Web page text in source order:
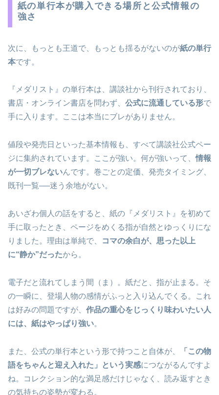
紙の単行本が購入できる場所と公式情報の
強さ
次に、もっとも王道で、もっとも揺るがないのが紙の単行
本です。
『メダリスト』の単行本は、講談社から刊行されており、
書店・オンライン書店を問わず、 公式に流通している形で
手に入ります。ここは本当にブレがありません。
値段や発売日といった基本情報も、すべて講談社公式ペー
ジに集約されています。ここが強い。何が強いって、情報
が一切ブレないんです。巻ごとの定価、発売タイミング、
既刊一覧──迷う余地がない。
あいざわ個人の話をすると、紙の『メダリスト』を初めて
手に取ったとき、ページをめくる指が自然とゆっくりにな
りました。理由は単純で、
コマの余白が、思った以上
に“静か”だったから。
電子だと流れてしまう間（ま）。紙だと、指が止まる。そ
の一瞬に、登場人物の感情がふっと入り込んでくる。これ
は好みの問題ですが、 作品の重心をじっくり味わいたい人
には、紙はやっぱり強い。
また、公式の単行本という形で持つこと自体が、
「この物
語をちゃんと迎え入れた」という実感につながるんですよ
ね。コレクション的な満足感だけじゃなく、読み返すとき
の気持ちの姿勢が変わる。